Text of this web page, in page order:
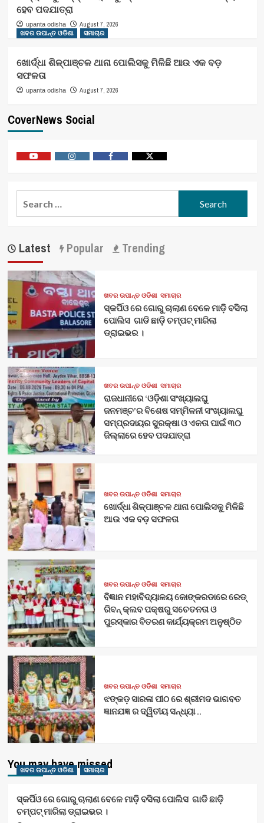
ହେବ ପଦଯାତ୍ରା
upanta odisha
August 7, 2026
ଖବର ଉପାନ୍ତ ଓଡିଶା
ସମାଚାର
ଖୋର୍ଦ୍ଧା ଶିଳ୍ପାଞ୍ଚଳ ଥାନା ପୋଲିସକୁ ମିଳିଛି ଆଉ ଏକ ବଡ଼
ସଫଳତା
upanta odisha August 7, 2026
CoverNews Social
Latest Popular Trending
ଖବର ଉପାନ୍ତ ଓଡିଶା ସମାଚାର
ସ୍କର୍ପିଓ ରେ ଗୋରୁ ଚାଲାଣ ବେଳେ ମାଡ଼ି ବସିଲା
ପୋଲିସ ଗାଡି ଛାଡ଼ି ଚମ୍ପଟ୍ ମାରିଲା
ଡ୍ରାଇଭର ।
ଖବର ଉପାନ୍ତ ଓଡିଶା ସମାଚାର
ରାଜଧାନୀରେ ‘ଓଡ଼ିଶା ସଂଖ୍ୟାଲଘୁ
ଜନମଞ୍ଚ’ର ବିଶେଷ ସମ୍ମିଳନୀ ସଂଖ୍ୟାଲଘୁ
ସମ୍ପ୍ରଦାୟର ସୁରକ୍ଷା ଓ ଏକତା ପାଇଁ ୩୦
ଜିଲ୍ଲାରେ ହେବ ପଦଯାତ୍ରା
ଖବର ଉପାନ୍ତ ଓଡିଶା ସମାଚାର
ଖୋର୍ଦ୍ଧା ଶିଳ୍ପାଞ୍ଚଳ ଥାନା ପୋଲିସକୁ ମିଳିଛି
ଆଉ ଏକ ବଡ଼ ସଫଳତା
ଖବର ଉପାନ୍ତ ଓଡିଶା ସମାଚାର
ବିଜ୍ଞାନ ମହାବିଦ୍ୟାଳୟ କୋଙ୍କରଡାରେ ରେଡ୍
ରିବନ୍ କ୍ଲବ ପକ୍ଷରୁ ସଚେତନତା ଓ
ପୁରସ୍କାର ବିତରଣ କାର୍ଯ୍ୟକ୍ରମ ଅନୁଷ୍ଠିତ
ଖବର ଉପାନ୍ତ ଓଡିଶା ସମାଚାର
ଝଙ୍କଡ଼ ସାରଳା ପୀଠ ରେ ଶ୍ରୀମଦ ଭାଗବତ
ଜ୍ଞାନଯଜ୍ଞ ର ଦ୍ୱିତୀୟ ସନ୍ଧ୍ୟା ..
You may have missed
ଖବର ଉପାନ୍ତ ଓଡିଶା ସମାଚାର
ସ୍କର୍ପିଓ ରେ ଗୋରୁ ଚାଲାଣ ବେଳେ ମାଡ଼ି ବସିଲା ପୋଲିସ ଗାଡି ଛାଡ଼ି
ଚମ୍ପଟ୍ ମାରିଲା ଡ୍ରାଇଭର ।